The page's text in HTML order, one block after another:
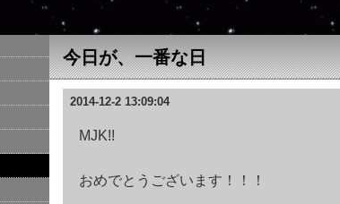
今日が、一番な日
2014-12-2 13:09:04
MJK!!
おめでとうございます！！！